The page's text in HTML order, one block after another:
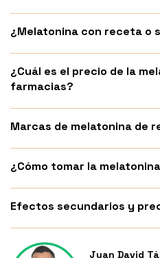
¿Melatonina con receta o
¿Cuál es el precio de la
farmacias?
Marcas de melatonina de
¿Cómo tomar la
Efectos secundarios y
Juan David